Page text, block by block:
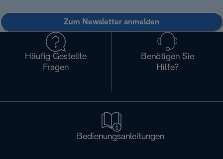
Zum Newsletter anmelden
Häufig Gestellte
Fragen
Benötigen Sie
Hilfe?
Bedienungsanleitungen